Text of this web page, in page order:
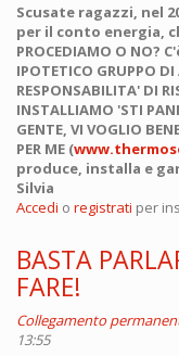
Scusate ragazzi, nel
per il conto energia,
PROCEDIAMO O NO?
IPOTETICO GRUPPO DI
RESPONSABILITA' DI
INSTALLIAMO 'STI
GENTE, VI VOGLIO
PER ME (
produce, installa e
Silvia
Accedi o registrati per
BASTA
FARE!
Collegamento
13:55